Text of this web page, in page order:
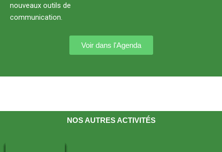
nouveaux outils de
communication.
Voir dans l'Agenda
NOS AUTRES ACTIVITÉS